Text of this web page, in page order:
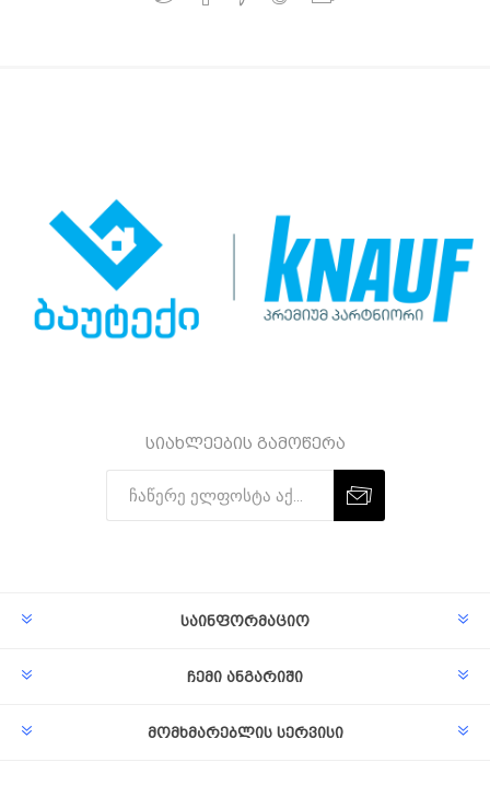
სიახლეების გამოწერა
საინფორმაციო
ჩემი ანგარიში
მომხმარებლის სერვისი